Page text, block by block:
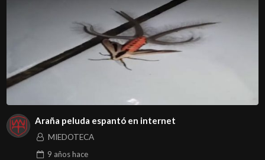
Araña peluda espantó en internet
MIEDOTECA
9 añoshace